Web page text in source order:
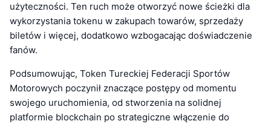
użyteczności. Ten ruch może otworzyć nowe ścieżki dla
wykorzystania tokenu w zakupach towarów, sprzedaży
biletów i więcej, dodatkowo wzbogacając doświadczenie
fanów.
Podsumowując, Token Tureckiej Federacji Sportów
Motorowych poczynił znaczące postępy od momentu
swojego uruchomienia, od stworzenia na solidnej
platformie blockchain po strategiczne włączenie do